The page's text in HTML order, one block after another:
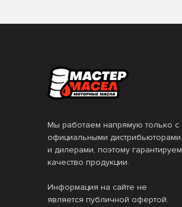
Мы работаем напрямую только с
официальными дистрибьюторами
и дилерами, поэтому гарантируем
качество продукции.
Информация на сайте не
является публичной офертой.